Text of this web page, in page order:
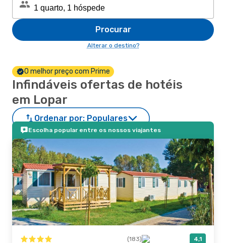
Procurar
Alterar o destino?
O melhor preço com Prime
Infindáveis ofertas de hotéis
em Lopar
Ordenar por: Populares
Escolha popular entre os nossos viajantes
(183) 4,1